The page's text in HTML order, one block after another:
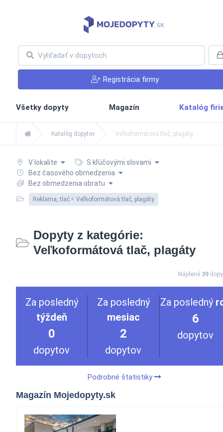
Registrácia firmy
Všetky dopyty Magazín Katalóg
Katalóg dopytov Veľkoformátová tlač, plagáty
V lokalite
S kľúčovými slovami
Bez časového obmedzenia
Bez obmedzenia obratu
Reklama, tlač Veľkoformátová tlač, plagáty
Dopyty z kategórie:
Veľkoformátová tlač, plagáty
Nájdené 39
Za posledný
týždeň
0
dopytov
Za posledný
mesiac
2
dopytov
Za posledný
6
dopytov
Podrobné štatistiky
Magazín Mojedopyty.sk